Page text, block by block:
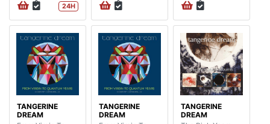
24H
TANGERINE
DREAM
TANGERINE
DREAM
TANGERINE
DREAM